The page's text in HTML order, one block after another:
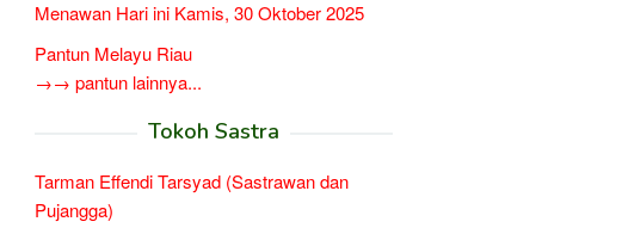
Menawan Hari ini Kamis, 30 Oktober 2025
Pantun Melayu Riau
→→ pantun lainnya...
Tokoh Sastra
Tarman Effendi Tarsyad (Sastrawan dan
Pujangga)